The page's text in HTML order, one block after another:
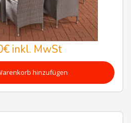
inkl. MwSt
hinzufügen